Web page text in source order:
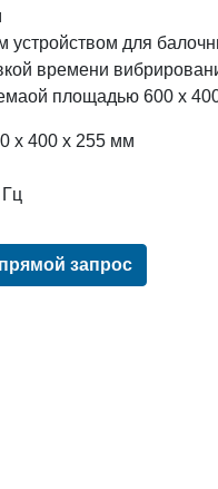
устройством для
времени
площадью 600 х
х 400 х 255 мм
запрос